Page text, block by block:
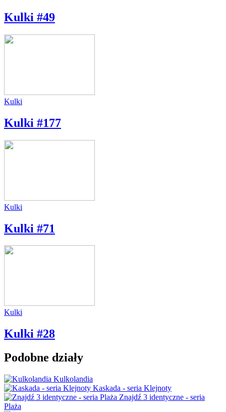
Kulki #49
Kulki
Kulki #177
Kulki
Kulki #71
Kulki
Kulki #28
Podobne działy
Kulkolandia
Kaskada - seria Klejnoty
Znajdź 3 identyczne - seria
Plaża